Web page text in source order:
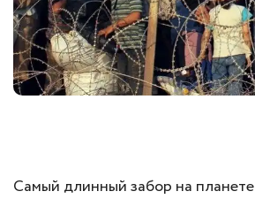
Самый длинный забор на планете